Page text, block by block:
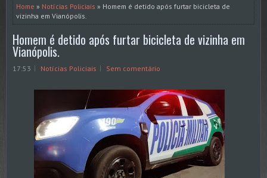
Home » Notícias Policiais » Homem é detido após furtar bicicleta de
vizinha em Vianópolis.
Homem é detido após furtar bicicleta de vizinha em
Vianópolis.
17:53 Notícias Policiais Sem comentário